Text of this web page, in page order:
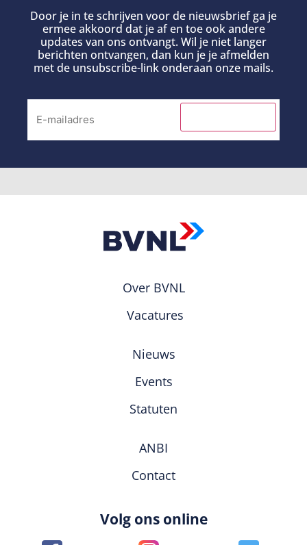
Door je in te schrijven voor de nieuwsbrief ga je
ermee akkoord dat je af en toe ook andere
updates van ons ontvangt. Wil je niet langer
berichten ontvangen, dan kun je je afmelden
met de unsubscribe-link onderaan onze mails.
Over BVNL
Vacatures
Nieuws
Events
Statuten
ANBI
Contact
Volg ons online